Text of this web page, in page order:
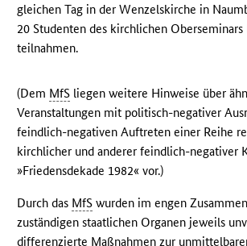
gleichen Tag in der Wenzelskirche in
20 Studenten des kirchlichen
teilnahmen.
(Dem MfS liegen weitere Hinweise über
Veranstaltungen mit politisch-negativer
feindlich-negativen Auftreten einer Reihe
kirchlicher und anderer feindlich-negativer
»Friedensdekade 1982« vor.)
Durch das MfS wurden im engen
zuständigen staatlichen Organen jeweils
differenzierte Maßnahmen zur